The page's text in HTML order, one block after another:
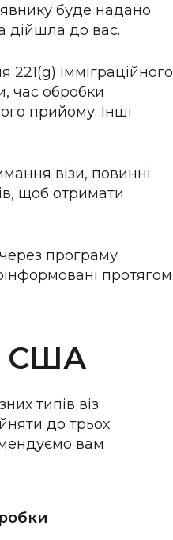
буде надано
дійшла до вас.
221(g) імміграційного
час обробки
прийому. Інші
візи, повинні
щоб отримати
програму
протягом
США
типів віз
до трьох
вам